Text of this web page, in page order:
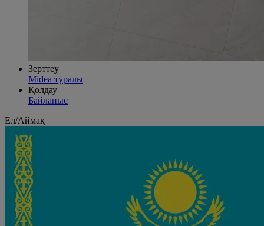
Зерттеу
Midea туралы
Қолдау
Байланыс
Ел/Аймақ